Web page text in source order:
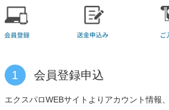
1 会員登録申込
エクスパロWEBサイトよりアカウント情報